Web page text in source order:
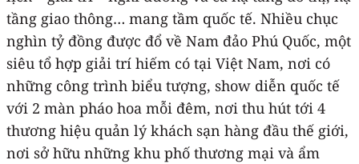
tầng giao thông… mang tầm quốc tế. Nhiều chục
nghìn tỷ đồng được đổ về Nam đảo Phú Quốc, một
siêu tổ hợp giải trí hiếm có tại Việt Nam, nơi có
những công trình biểu tượng, show diễn quốc tế
với 2 màn pháo hoa mỗi đêm, nơi thu hút tới 4
thương hiệu quản lý khách sạn hàng đầu thế giới,
nơi sở hữu những khu phố thương mại và ẩm